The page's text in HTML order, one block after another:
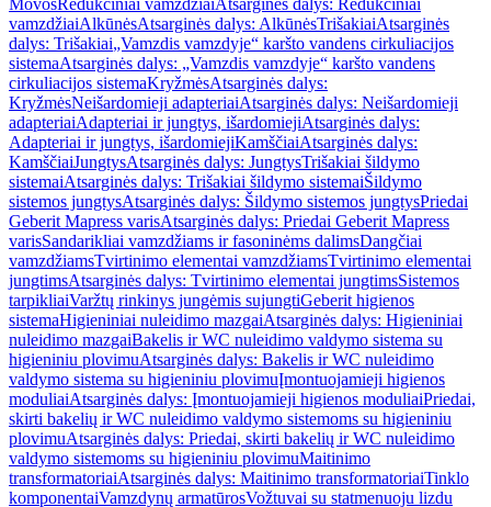
MovosRedukciniai vamzdžiaiAtsarginės dalys: Redukciniai
vamzdžiaiAlkūnėsAtsarginės dalys: AlkūnėsTrišakiaiAtsarginės
dalys: Trišakiai„Vamzdis vamzdyje“ karšto vandens cirkuliacijos
sistemaAtsarginės dalys: „Vamzdis vamzdyje“ karšto vandens
cirkuliacijos sistemaKryžmėsAtsarginės dalys:
KryžmėsNeišardomieji adapteriaiAtsarginės dalys: Neišardomieji
adapteriaiAdapteriai ir jungtys, išardomiejiAtsarginės dalys:
Adapteriai ir jungtys, išardomiejiKamščiaiAtsarginės dalys:
KamščiaiJungtysAtsarginės dalys: JungtysTrišakiai šildymo
sistemaiAtsarginės dalys: Trišakiai šildymo sistemaiŠildymo
sistemos jungtysAtsarginės dalys: Šildymo sistemos jungtysPriedai
Geberit Mapress varisAtsarginės dalys: Priedai Geberit Mapress
varisSandarikliai vamzdžiams ir fasoninėms dalimsDangčiai
vamzdžiamsTvirtinimo elementai vamzdžiamsTvirtinimo elementai
jungtimsAtsarginės dalys: Tvirtinimo elementai jungtimsSistemos
tarpikliaiVaržtų rinkinys jungėmis sujungtiGeberit higienos
sistemaHigieniniai nuleidimo mazgaiAtsarginės dalys: Higieniniai
nuleidimo mazgaiBakelis ir WC nuleidimo valdymo sistema su
higieniniu plovimuAtsarginės dalys: Bakelis ir WC nuleidimo
valdymo sistema su higieniniu plovimuĮmontuojamieji higienos
moduliaiAtsarginės dalys: Įmontuojamieji higienos moduliaiPriedai,
skirti bakelių ir WC nuleidimo valdymo sistemoms su higieniniu
plovimuAtsarginės dalys: Priedai, skirti bakelių ir WC nuleidimo
valdymo sistemoms su higieniniu plovimuMaitinimo
transformatoriaiAtsarginės dalys: Maitinimo transformatoriaiTinklo
komponentaiVamzdynų armatūrosVožtuvai su statmenuoju lizdu